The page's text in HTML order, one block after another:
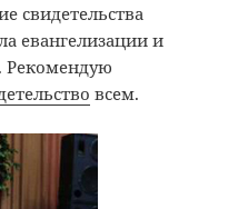
свидетельства
евангелизации и
Рекомендую
всем.